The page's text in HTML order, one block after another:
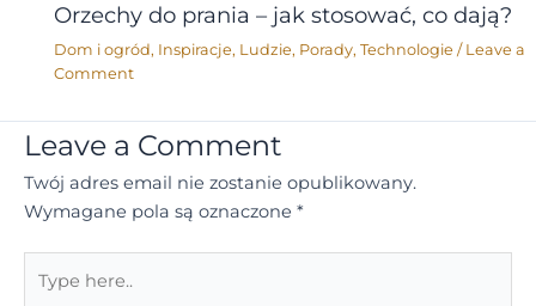
Orzechy do prania – jak stosować, co dają?
Dom i ogród, Inspiracje, Ludzie, Porady, Technologie / Leave a
Comment
Leave a Comment
Twój adres email nie zostanie opublikowany.
Wymagane pola są oznaczone *
here..